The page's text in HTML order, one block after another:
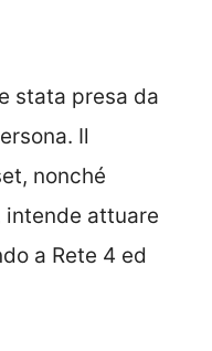
stata presa da
Il
nonché
attuare
a Rete 4 ed